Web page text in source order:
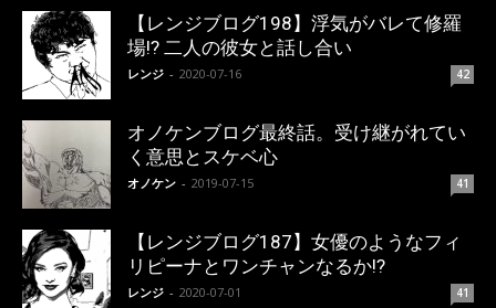
【レンジブログ198】浮気がバレて修羅
場!? 二人の彼女と話し合い
レンジ - 2020-07-16 42
オノケンブログ最終話。受け継がれてい
く意思とスケベ心
オノケン - 2019-07-15 41
【レンジブログ187】女優のようなフィ
リピーナとワンチャンなるか!?
レンジ - 2020-07-01 41